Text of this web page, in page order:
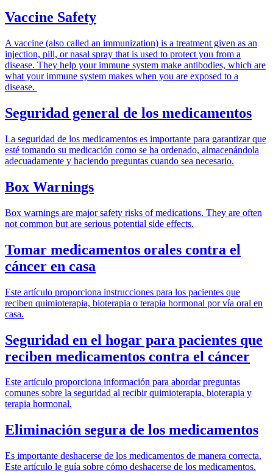
Vaccine Safety
A vaccine (also called an immunization) is a treatment given as an
injection, pill, or nasal spray that is used to protect you from a
disease. They help your immune system make antibodies, which are
what your immune system makes when you are exposed to a
disease.
Seguridad general de los medicamentos
La seguridad de los medicamentos es importante para garantizar que
esté tomando su medicación como se ha ordenado, almacenándola
adecuadamente y haciendo preguntas cuando sea necesario.
Box Warnings
Box warnings are major safety risks of medications. They are often
not common but are serious potential side effects.
Tomar medicamentos orales contra el
cáncer en casa
Este artículo proporciona instrucciones para los pacientes que
reciben quimioterapia, bioterapia o terapia hormonal por vía oral en
casa.
Seguridad en el hogar para pacientes que
reciben medicamentos contra el cáncer
Este artículo proporciona información para abordar preguntas
comunes sobre la seguridad al recibir quimioterapia, bioterapia y
terapia hormonal.
Eliminación segura de los medicamentos
Es importante deshacerse de los medicamentos de manera correcta.
Este artículo le guía sobre cómo deshacerse de los medicamentos.